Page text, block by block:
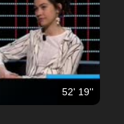
52' 19''